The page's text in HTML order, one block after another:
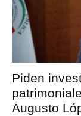
Piden
Augusto